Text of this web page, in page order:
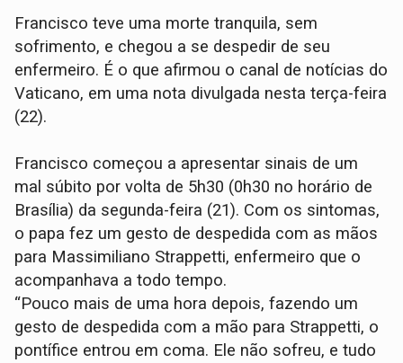
Francisco teve uma morte tranquila, sem
sofrimento, e chegou a se despedir de seu
enfermeiro. É o que afirmou o canal de notícias do
Vaticano, em uma nota divulgada nesta terça-feira
(22).
Francisco começou a apresentar sinais de um
mal súbito por volta de 5h30 (0h30 no horário de
Brasília) da segunda-feira (21). Com os sintomas,
o papa fez um gesto de despedida com as mãos
para Massimiliano Strappetti, enfermeiro que o
acompanhava a todo tempo.
“Pouco mais de uma hora depois, fazendo um
gesto de despedida com a mão para Strappetti, o
pontífice entrou em coma. Ele não sofreu, e tudo